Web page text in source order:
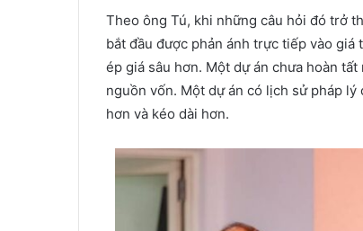
Theo ông Tú, khi những câu hỏi đó trở
bắt đầu được phản ánh trực tiếp vào
ép giá sâu hơn. Một dự án chưa hoàn
nguồn vốn. Một dự án có lịch sử pháp
hơn và kéo dài hơn.